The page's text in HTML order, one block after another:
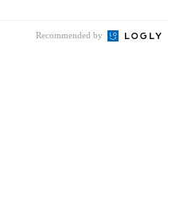
Recommended by